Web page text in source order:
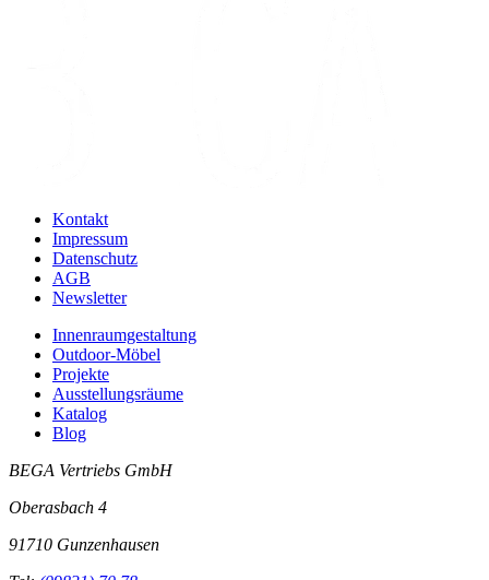
Kontakt
Impressum
Datenschutz
AGB
Newsletter
Innenraumgestaltung
Outdoor-Möbel
Projekte
Ausstellungsräume
Katalog
Blog
BEGA Vertriebs GmbH
Oberasbach 4
91710 Gunzenhausen